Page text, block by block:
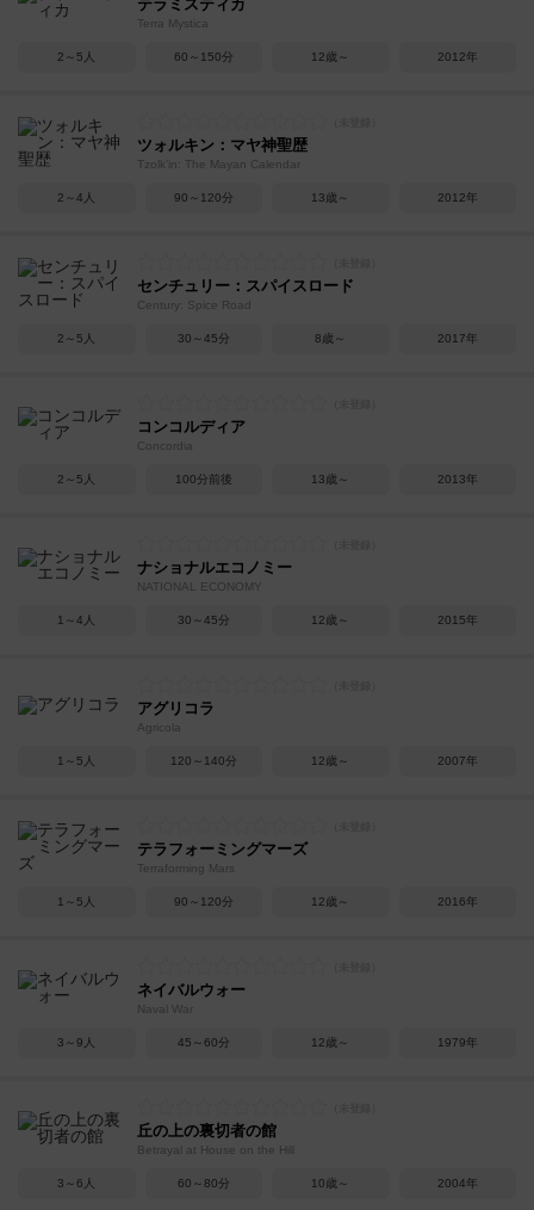
テラミスティカ
Terra Mystica
2～5人 60～150分 12歳～ 2012年
ツォルキン：マヤ神聖歴
Tzolk'in: The Mayan Calendar
2～4人 90～120分 13歳～ 2012年
センチュリー：スパイスロード
Century: Spice Road
2～5人 30～45分 8歳～ 2017年
コンコルディア
Concordia
2～5人 100分前後 13歳～ 2013年
ナショナルエコノミー
NATIONAL ECONOMY
1～4人 30～45分 12歳～ 2015年
アグリコラ
Agricola
1～5人 120～140分 12歳～ 2007年
テラフォーミングマーズ
Terraforming Mars
1～5人 90～120分 12歳～ 2016年
ネイバルウォー
Naval War
3～9人 45～60分 12歳～ 1979年
丘の上の裏切者の館
Betrayal at House on the Hill
3～6人 60～80分 10歳～ 2004年